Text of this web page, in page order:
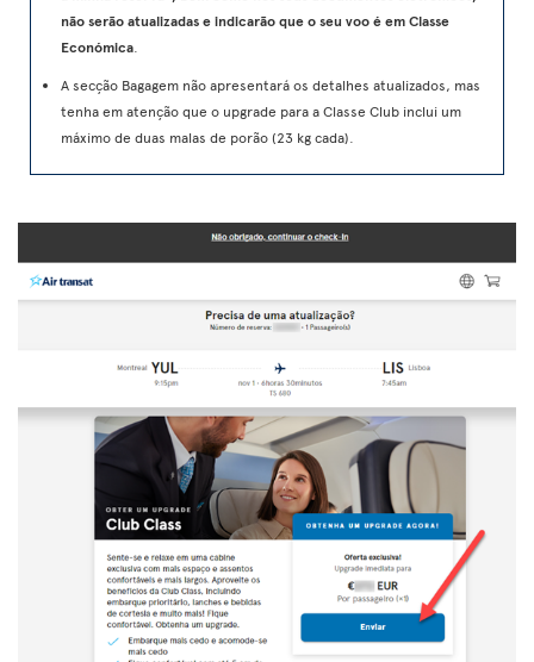
não serão atualizadas e indicarão que o seu voo é em Classe
Económica
A secção Bagagem não apresentará os detalhes atualizados, mas
tenha em atenção que o upgrade para a Classe Club inclui um
máximo de duas malas de porão (23 kg cada).